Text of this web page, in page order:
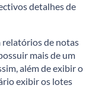
detalhes de
relatórios de notas
mais de um
além de exibir o
exibir os lotes